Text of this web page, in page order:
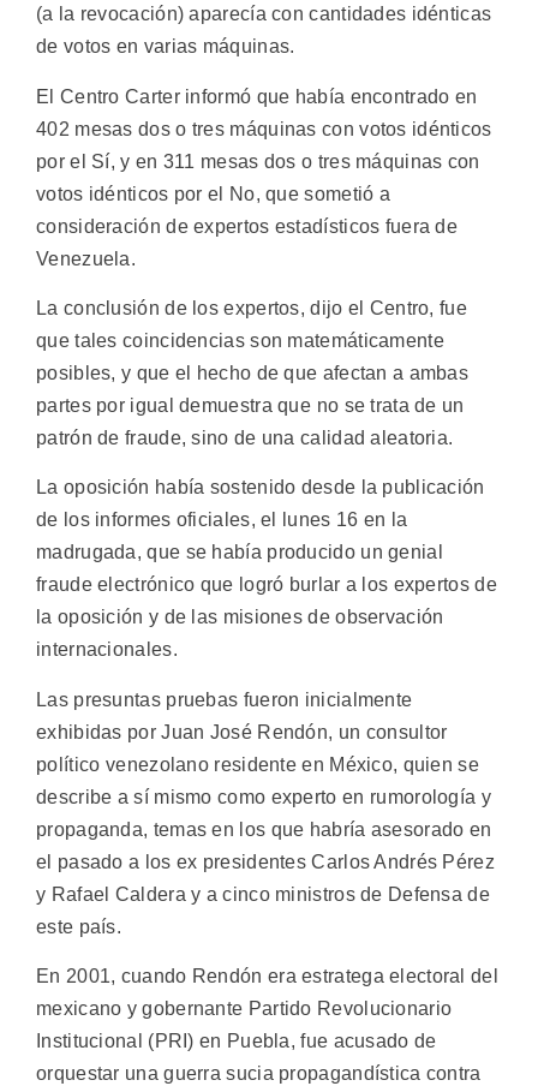
(a la revocación) aparecía con cantidades idénticas
de votos en varias máquinas.
El Centro Carter informó que había encontrado en
402 mesas dos o tres máquinas con votos idénticos
por el Sí, y en 311 mesas dos o tres máquinas con
votos idénticos por el No, que sometió a
consideración de expertos estadísticos fuera de
Venezuela.
La conclusión de los expertos, dijo el Centro, fue
que tales coincidencias son matemáticamente
posibles, y que el hecho de que afectan a ambas
partes por igual demuestra que no se trata de un
patrón de fraude, sino de una calidad aleatoria.
La oposición había sostenido desde la publicación
de los informes oficiales, el lunes 16 en la
madrugada, que se había producido un genial
fraude electrónico que logró burlar a los expertos de
la oposición y de las misiones de observación
internacionales.
Las presuntas pruebas fueron inicialmente
exhibidas por Juan José Rendón, un consultor
político venezolano residente en México, quien se
describe a sí mismo como experto en rumorología y
propaganda, temas en los que habría asesorado en
el pasado a los ex presidentes Carlos Andrés Pérez
y Rafael Caldera y a cinco ministros de Defensa de
este país.
En 2001, cuando Rendón era estratega electoral del
mexicano y gobernante Partido Revolucionario
Institucional (PRI) en Puebla, fue acusado de
orquestar una guerra sucia propagandística contra